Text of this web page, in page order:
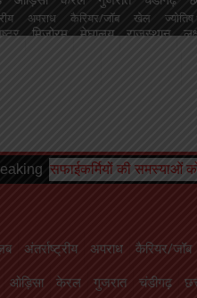
मिज़ोरम मेघालय राजस्थान
अपराध कैरियर/जॉब खेल ज्योतिष
समस्याओं को लेकर डीपीआरओ से मिले
अंतर्राष्ट्रीय अपराध कैरियर/जॉब
ओड़िसा केरल गुजरात चंडीगढ़